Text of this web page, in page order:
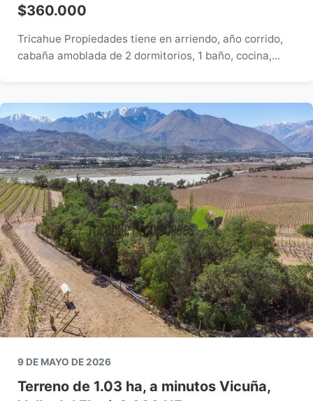
$360.000
Tricahue Propiedades tiene en arriendo, año corrido,
cabaña amoblada de 2 dormitorios, 1 baño, cocina,...
9 DE MAYO DE 2026
Terreno de 1.03 ha, a minutos Vicuña,